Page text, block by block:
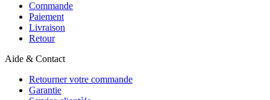
Commande
Paiement
Livraison
Retour
Aide & Contact
Retourner votre commande
Garantie